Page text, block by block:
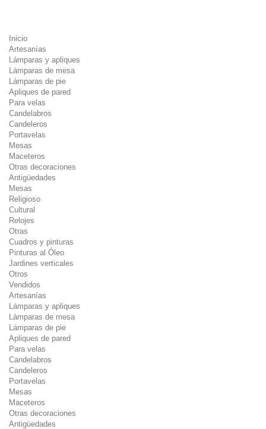
Inicio
Artesanías
Lámparas y apliques
Lámparas de mesa
Lámparas de pie
Apliques de pared
Para velas
Candelabros
Candeleros
Portavelas
Mesas
Maceteros
Otras decoraciones
Antigüedades
Mesas
Religioso
Cultural
Relojes
Otras
Cuadros y pinturas
Pinturas al Óleo
Jardines verticales
Otros
Vendidos
Artesanías
Lámparas y apliques
Lámparas de mesa
Lámparas de pie
Apliques de pared
Para velas
Candelabros
Candeleros
Portavelas
Mesas
Maceteros
Otras decoraciones
Antigüedades